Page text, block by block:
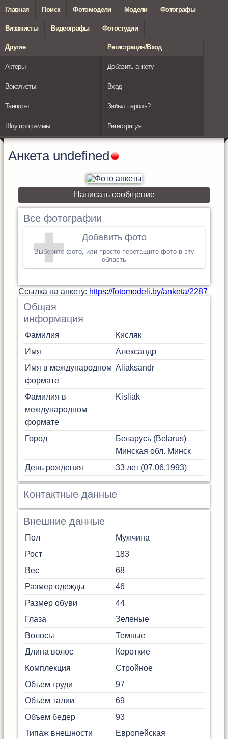
Главная Поиск Фотомодели Модели Фотографы
Визажисты Видеографы Фотостудии
Другие
Актеры
Вокалисты
Танцоры
Шоу программы
Регистрация/Вход
Добавить анкету
Вход
Забыл пароль?
Регистрация
Анкета undefined
Написать сообщение
Все фотографии
Добавить фото
Выберите фото, или просто перетащите фото в эту
область
Cсылка на анкету: https://fotomodeli.by/anketa/2287
Общая
информация
Фамилия
Кисляк
Имя
Александр
Имя в международном
формате
Aliaksandr
Фамилия в
международном
формате
Kisliak
Город
Беларусь (Belarus)
Минская обл. Минск
День рождения
33 лет (07.06.1993)
Контактные данные
Внешние данные
Пол
Мужчина
Рост
183
Вес
68
Размер одежды
46
Размер обуви
44
Глаза
Зеленые
Волосы
Темные
Длина волос
Короткие
Комплекция
Стройное
Объем груди
97
Объем талии
69
Объем бедер
93
Типаж внешности
Европейская